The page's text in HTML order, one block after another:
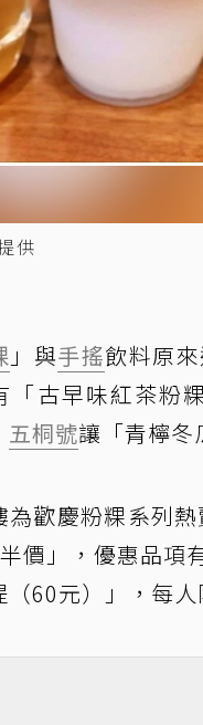
供
」與手搖飲料原
「古早味紅茶粉
五桐號讓「青檸冬
為歡慶粉粿系列
價」，優惠品項
（60元）」，每人